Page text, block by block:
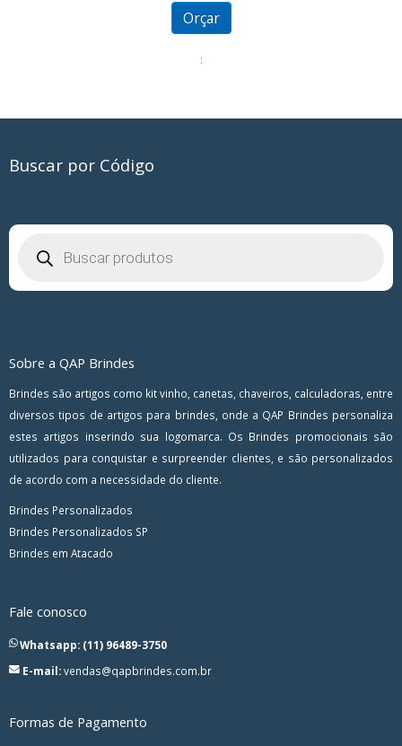
Orçar
:
Buscar por Código
produtos
Sobre a QAP Brindes
Brindes são artigos como kit vinho, canetas, chaveiros, calculadoras, entre
diversos tipos de artigos para brindes, onde a QAP Brindes personaliza
estes artigos inserindo sua logomarca. Os Brindes promocionais são
utilizados para conquistar e surpreender clientes, e são personalizados
de acordo com a necessidade do cliente.
Brindes Personalizados
Brindes Personalizados SP
Brindes em Atacado
Fale conosco
Whatsapp: (11) 96489-3750
E-mail:vendas@qapbrindes.com.br
Formas de Pagamento